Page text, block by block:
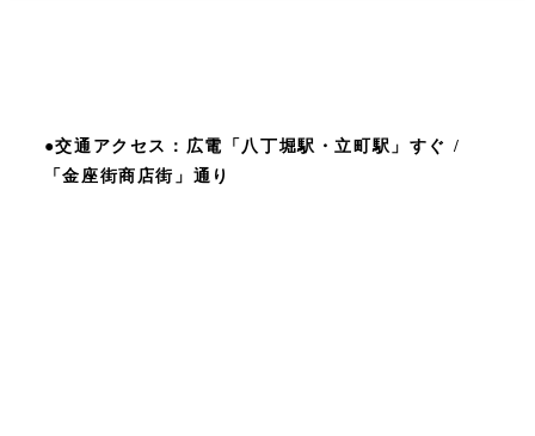
●交通アクセス：広電「八丁堀駅・立町駅」すぐ /
「金座街商店街」通り